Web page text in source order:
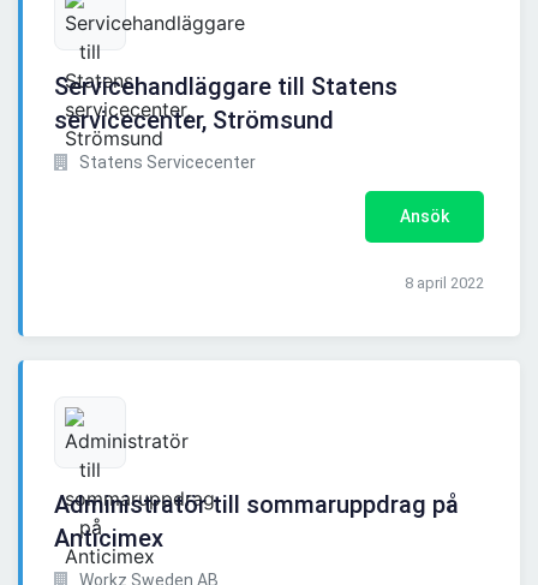
Servicehandläggare till Statens
servicecenter, Strömsund
Statens Servicecenter
Ansök
8 april 2022
Administratör till sommaruppdrag på
Anticimex
Workz Sweden AB